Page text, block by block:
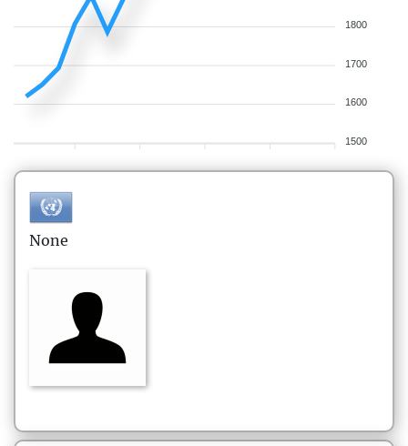
1800
1700
1600
1500
None